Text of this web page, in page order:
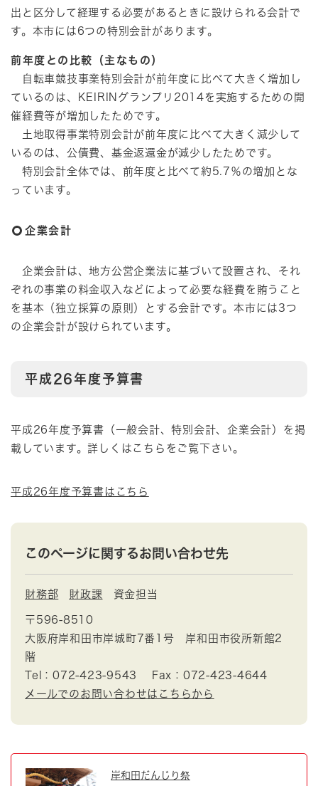
出と区分して経理する必要があるときに設けられる会計で
す。本市には6つの特別会計があります。
前年度との比較（主なもの）
自転車競技事業特別会計が前年度に比べて大きく増加し
ているのは、KEIRINグランプリ2014を実施するための開
催経費等が増加したためです。
土地取得事業特別会計が前年度に比べて大きく減少して
いるのは、公債費、基金返還金が減少したためです。
特別会計全体では、前年度と比べて約5.7％の増加とな
っています。
企業会計
企業会計は、地方公営企業法に基づいて設置され、それ
ぞれの事業の料金収入などによって必要な経費を賄うこと
を基本（独立採算の原則）とする会計です。本市には3つ
の企業会計が設けられています。
平成26年度予算書
平成26年度予算書（一般会計、特別会計、企業会計）を掲
載しています。詳しくはこちらをご覧下さい。
平成26年度予算書はこちら
このページに関するお問い合わせ先
財務部 財政課 資金担当
〒596-8510
大阪府岸和田市岸城町7番1号 岸和田市役所新館2
階
Tel：072-423-9543
Fax：072-423-4644
メールでのお問い合わせはこちらから
岸和田だんじり祭